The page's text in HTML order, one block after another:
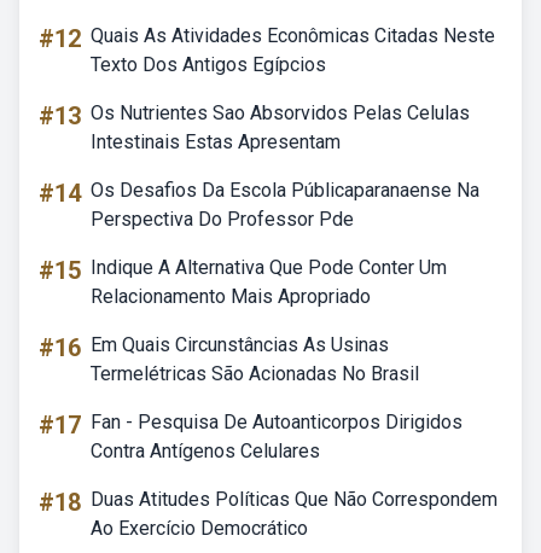
#12 Quais As Atividades Econômicas Citadas Neste
Texto Dos Antigos Egípcios
#13 Os Nutrientes Sao Absorvidos Pelas Celulas
Intestinais Estas Apresentam
#14 Os Desafios Da Escola Públicaparanaense Na
Perspectiva Do Professor Pde
#15 Indique A Alternativa Que Pode Conter Um
Relacionamento Mais Apropriado
#16 Em Quais Circunstâncias As Usinas
Termelétricas São Acionadas No Brasil
#17 Fan - Pesquisa De Autoanticorpos Dirigidos
Contra Antígenos Celulares
#18 Duas Atitudes Políticas Que Não Correspondem
Ao Exercício Democrático